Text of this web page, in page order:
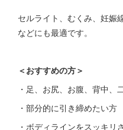
セルライト、むくみ、妊娠
などにも最適です。
＜おすすめの方＞
・足、お尻、お腹、背中、
・部分的に引き締めたい方
・ボディラインをスッキリ